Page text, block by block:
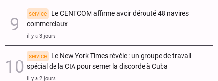
service
Le CENTCOM affirme avoir dérouté 48 navires
commerciaux
il y a 3 jours
service
Le New York Times révèle : un groupe de travail
spécial de la CIA pour semer la discorde à Cuba
il y a 2 jours